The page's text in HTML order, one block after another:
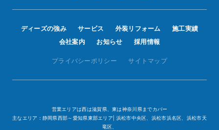
ディーズの強み サービス 外装リフォーム
施工実績
会社案内
お知らせ 採用情報
プライバシーポリシー サイトマップ
営業エリアは西は滋賀県、東は神奈川県までカバー
主なエリア：静岡県西部～愛知県東部エリア| 浜松市中央区、浜松市浜名区、浜松市天
竜区、